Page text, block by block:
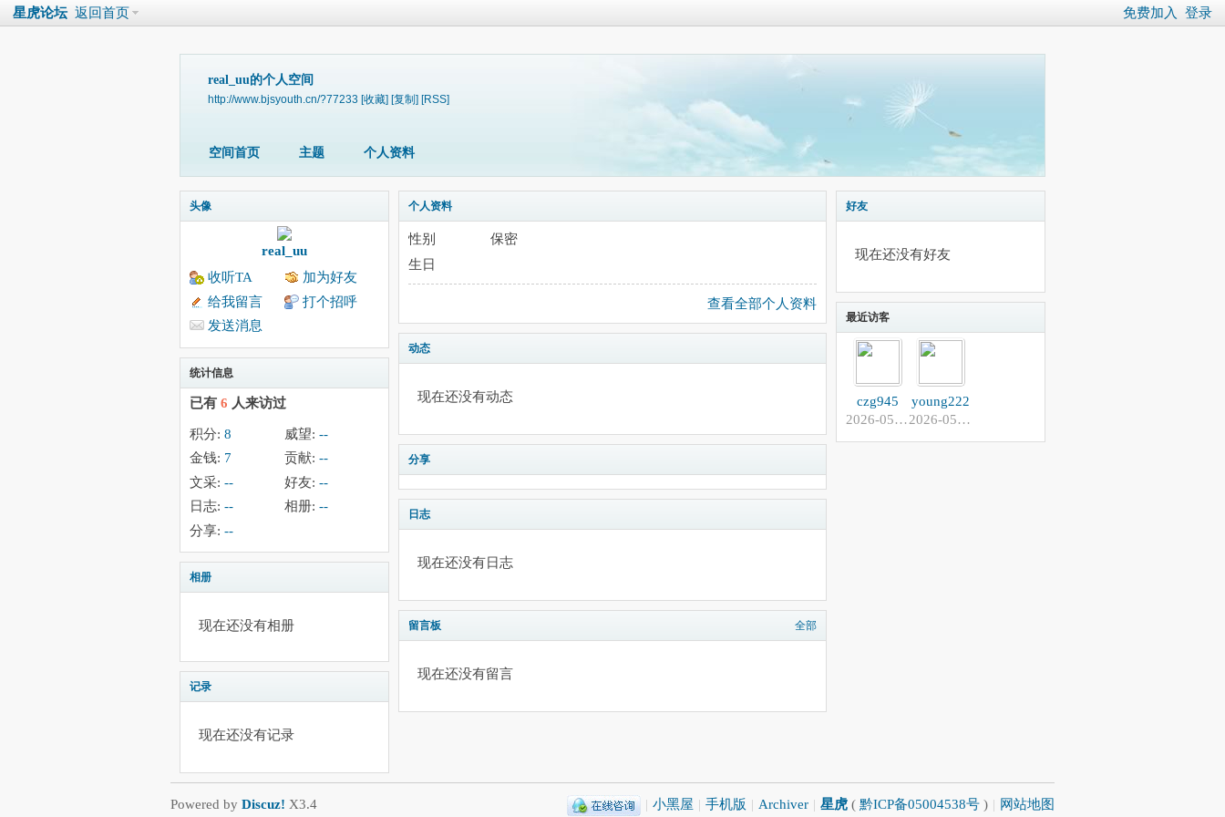
免费加入 登录
星虎论坛 返回首页
real_uu的个人空间
http://www.bjsyouth.cn/?77233 [收藏] [复制] [RSS]
空间首页 主题 个人资料
头像
real_uu
收听TA
加为好友
给我留言
打个招呼
发送消息
统计信息
已有 6 人来访过
积分: 8 威望: --
金钱: 7 贡献: --
文采: -- 好友: --
日志: -- 相册: --
分享: --
相册
现在还没有相册
记录
现在还没有记录
个人资料
性别
保密
生日
查看全部个人资料
动态
现在还没有动态
分享
日志
现在还没有日志
留言板 全部
现在还没有留言
好友
现在还没有好友
最近访客
czg945
2026-05-16
young222
2026-05-14
| 小黑屋 | 手机版 | Archiver | 星虎 ( 黔ICP备05004538号 ) | 网站地图
Powered by Discuz! X3.4